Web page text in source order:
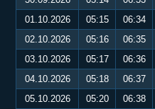
01.10.2026
05:15 06:34
02.10.2026
05:16 06:35
03.10.2026
05:17 06:36
04.10.2026
05:18 06:37
05.10.2026
05:20 06:38